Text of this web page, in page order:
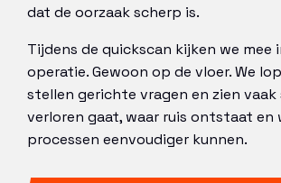
dat de oorzaak scherp is.
Tijdens de quickscan kijken we mee
operatie. Gewoon op de vloer. We
stellen gerichte vragen en zien
verloren gaat, waar ruis ontstaat en
processen eenvoudiger kunnen.